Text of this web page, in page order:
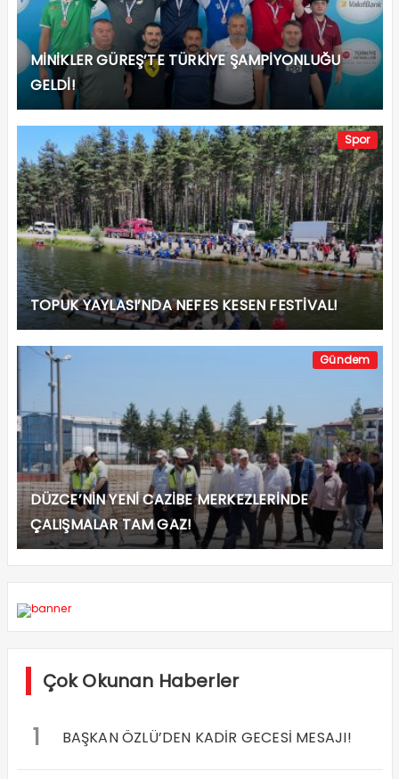
MİNİKLER GÜREŞ’TE TÜRKİYE ŞAMPİYONLUĞU
GELDİ!
Spor
TOPUK YAYLASI’NDA NEFES KESEN FESTİVAL!
Gündem
DÜZCE’NİN YENİ CAZİBE MERKEZLERİNDE
ÇALIŞMALAR TAM GAZ!
Çok Okunan Haberler
1 BAŞKAN ÖZLÜ’DEN KADİR GECESİ MESAJI!